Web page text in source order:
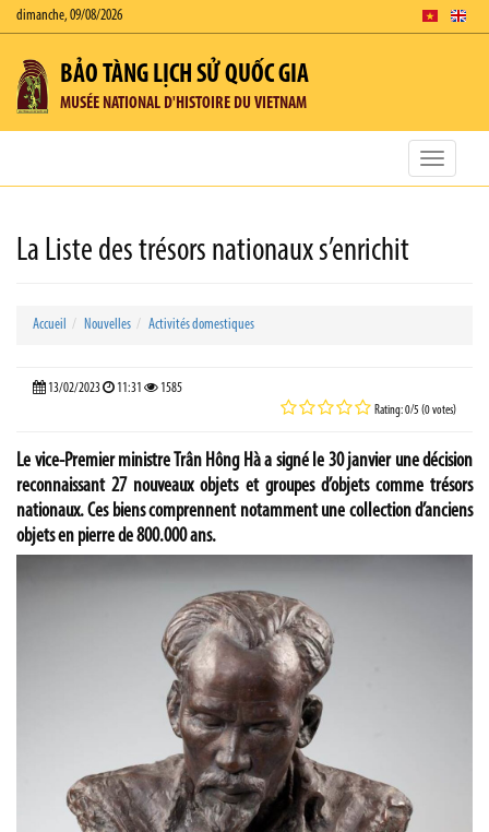
dimanche, 09/08/2026
BẢO TÀNG LỊCH SỬ QUỐC GIA
MUSÉE NATIONAL D'HISTOIRE DU VIETNAM
Toggle
La Liste des trésors nationaux s’enrichit
Accueil Nouvelles Activités domestiques
13/02/2023 11:31 1585
Rating: 0/5 (0 votes)
Le vice-Premier ministre Trân Hông Hà a signé le 30 janvier une décision
reconnaissant 27 nouveaux objets et groupes d’objets comme trésors
nationaux. Ces biens comprennent notamment une collection d’anciens
objets en pierre de 800.000 ans.